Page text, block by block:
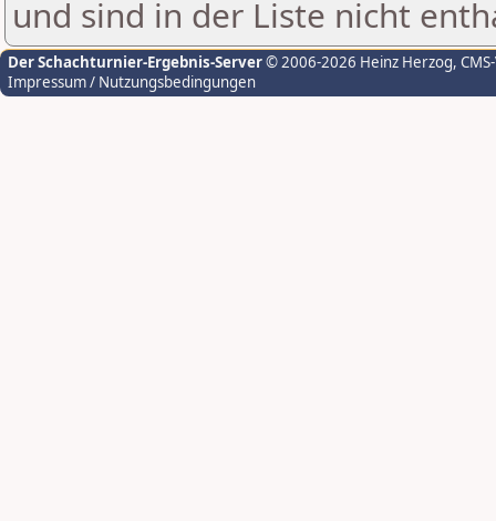
und sind in der Liste nicht
Der Schachturnier-Ergebnis-Server© 2006-2026 Heinz Herzog,
Impressum / Nutzungsbedingungen